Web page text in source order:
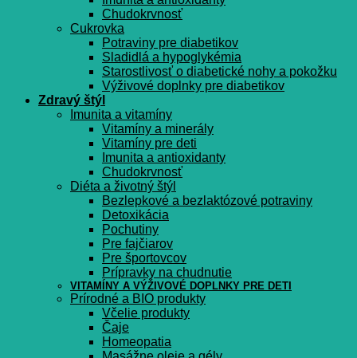
Chudokrvnosť
Cukrovka
Potraviny pre diabetikov
Sladidlá a hypoglykémia
Starostlivosť o diabetické nohy a pokožku
Výživové doplnky pre diabetikov
Zdravý štýl
Imunita a vitamíny
Vitamíny a minerály
Vitamíny pre deti
Imunita a antioxidanty
Chudokrvnosť
Diéta a životný štýl
Bezlepkové a bezlaktózové potraviny
Detoxikácia
Pochutiny
Pre fajčiarov
Pre športovcov
Prípravky na chudnutie
VITAMÍNY A VÝŽIVOVÉ DOPLNKY PRE DETI
Prírodné a BIO produkty
Včelie produkty
Čaje
Homeopatia